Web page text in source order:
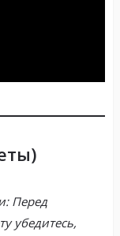
Перед
убедитесь,